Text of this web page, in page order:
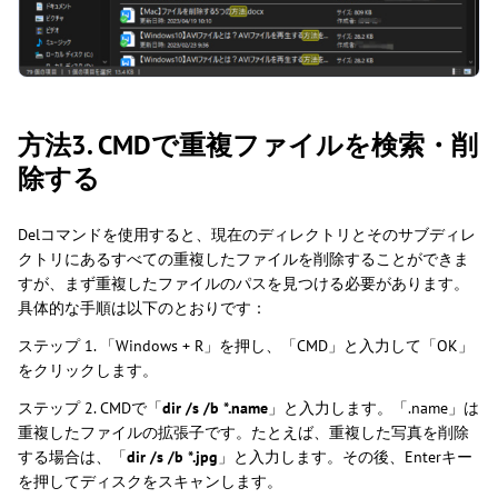
方法3. CMDで重複ファイルを検索・削
除する
Delコマンドを使用すると、現在のディレクトリとそのサブディレ
クトリにあるすべての重複したファイルを削除することができま
すが、まず重複したファイルのパスを見つける必要があります。
具体的な手順は以下のとおりです：
ステップ 1. 「Windows + R」を押し、「CMD」と入力して「OK」
をクリックします。
ステップ 2. CMDで「dir /s /b *.name 」と入力します。「.name」は
重複したファイルの拡張子です。たとえば、重複した写真を削除
する場合は、「dir /s /b *.jpg 」と入力します。その後、Enterキー
を押してディスクをスキャンします。